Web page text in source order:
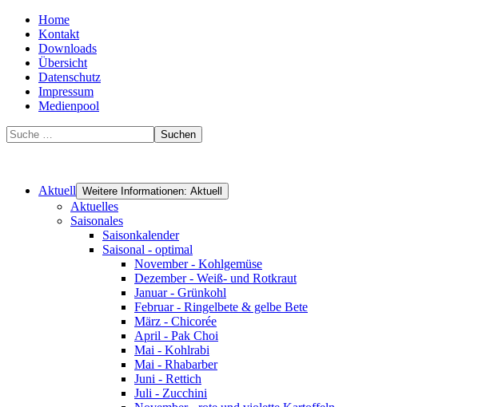
Home
Kontakt
Downloads
Übersicht
Datenschutz
Impressum
Medienpool
Suchen
Aktuell Weitere Informationen: Aktuell
Aktuelles
Saisonales
Saisonkalender
Saisonal - optimal
November - Kohlgemüse
Dezember - Weiß- und Rotkraut
Januar - Grünkohl
Februar - Ringelbete & gelbe Bete
März - Chicorée
April - Pak Choi
Mai - Kohlrabi
Mai - Rhabarber
Juni - Rettich
Juli - Zucchini